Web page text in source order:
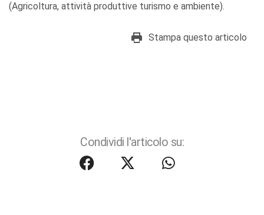
(Agricoltura, attività produttive turismo e ambiente).
Stampa questo articolo
Condividi l'articolo su: